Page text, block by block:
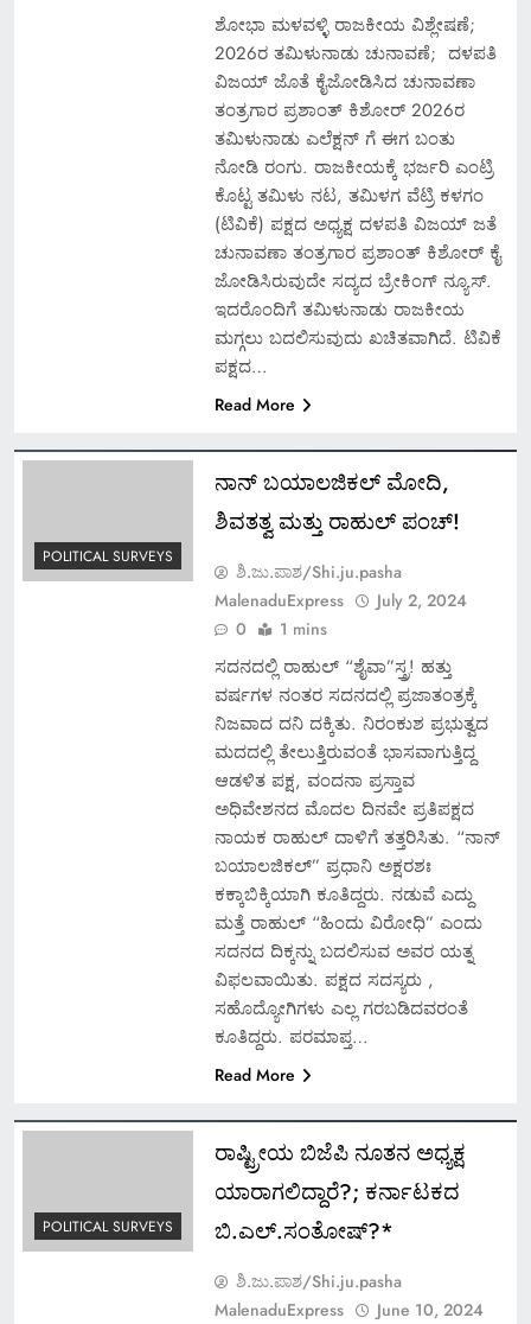
ಶೋಭಾ ಮಳವಳ್ಳಿ ರಾಜಕೀಯ ವಿಶ್ಲೇಷಣೆ;
2026ರ ತಮಿಳು‌ನಾಡು ಚುನಾವಣೆ; ದಳಪತಿ
ವಿಜಯ್ ಜೊತೆ ಕೈಜೋಡಿಸಿದ ಚುನಾವಣಾ
ತಂತ್ರಗಾರ ಪ್ರಶಾಂತ್ ಕಿಶೋರ್ 2026ರ
ತಮಿಳುನಾಡು ಎಲೆಕ್ಷನ್‌ ಗೆ ಈಗ ಬಂತು
ನೋಡಿ ರಂಗು. ರಾಜಕೀಯಕ್ಕೆ ಭರ್ಜರಿ ಎಂಟ್ರಿ
ಕೊಟ್ಟ ತಮಿಳು ನಟ, ತಮಿಳಗ ವೆಟ್ರಿ ಕಳಗಂ
(ಟಿವಿಕೆ) ಪಕ್ಷದ ಅಧ್ಯಕ್ಷ ದಳಪತಿ ವಿಜಯ್​ ಜತೆ
ಚುನಾವಣಾ ತಂತ್ರಗಾರ ಪ್ರಶಾಂತ್‌ ಕಿಶೋರ್ ಕೈ
ಜೋಡಿಸಿರುವುದೇ ಸದ್ಯದ ಬ್ರೇಕಿಂಗ್ ನ್ಯೂಸ್​.
ಇದರೊಂದಿಗೆ ತಮಿಳುನಾಡು ರಾಜಕೀಯ
ಮಗ್ಗಲು ಬದಲಿಸುವುದು ಖಚಿತವಾಗಿದೆ. ಟಿವಿಕೆ
ಪಕ್ಷದ…
Read More
POLITICAL SURVEYS
ನಾನ್ ಬಯಾಲಜಿಕಲ್ ಮೋದಿ,
ಶಿವತತ್ವ ಮತ್ತು ರಾಹುಲ್ ಪಂಚ್!
ಶಿ.ಜು.ಪಾಶ/Shi.ju.pasha
MalenaduExpress
July 2, 2024
0
1 mins
ಸದನದಲ್ಲಿ ರಾಹುಲ್ “ಶೈವಾ”ಸ್ತ್ರ! ಹತ್ತು
ವರ್ಷಗಳ ನಂತರ ಸದನದಲ್ಲಿ ಪ್ರಜಾತಂತ್ರಕ್ಕೆ
ನಿಜವಾದ ದನಿ ದಕ್ಕಿತು. ನಿರಂಕುಶ ಪ್ರಭುತ್ವದ
ಮದದಲ್ಲಿ ತೇಲುತ್ತಿರುವಂತೆ ಭಾಸವಾಗುತ್ತಿದ್ದ
ಆಡಳಿತ ಪಕ್ಷ, ವಂದನಾ ಪ್ರಸ್ತಾವ
ಅಧಿವೇಶನದ ಮೊದಲ ದಿನವೇ ಪ್ರತಿಪಕ್ಷದ
ನಾಯಕ ರಾಹುಲ್ ದಾಳಿಗೆ ತತ್ತರಿಸಿತು. “ನಾನ್
ಬಯಾಲಜಿಕಲ್” ಪ್ರಧಾನಿ ಅಕ್ಷರಶಃ
ಕಕ್ಕಾಬಿಕ್ಕಿಯಾಗಿ ಕೂತಿದ್ದರು. ನಡುವೆ ಎದ್ದು
ಮತ್ತೆ ರಾಹುಲ್ “ಹಿಂದು ವಿರೋಧಿ” ಎಂದು
ಸದನದ ದಿಕ್ಕನ್ನು ಬದಲಿಸುವ ಅವರ ಯತ್ನ
ವಿಫಲವಾಯಿತು. ಪಕ್ಷದ ಸದಸ್ಯರು ,
ಸಹೊದ್ಯೋಗಿಗಳು ಎಲ್ಲ ಗರಬಡಿದವರಂತೆ
ಕೂತಿದ್ದರು. ಪರಮಾಪ್ತ…
Read More
POLITICAL SURVEYS
ರಾಷ್ಟ್ರೀಯ ಬಿಜೆಪಿ ನೂತನ ಅಧ್ಯಕ್ಷ
ಯಾರಾಗಲಿದ್ದಾರೆ?; ಕರ್ನಾಟಕದ
ಬಿ.ಎಲ್.ಸಂತೋಷ್?*
ಶಿ.ಜು.ಪಾಶ/Shi.ju.pasha
MalenaduExpress
June 10, 2024